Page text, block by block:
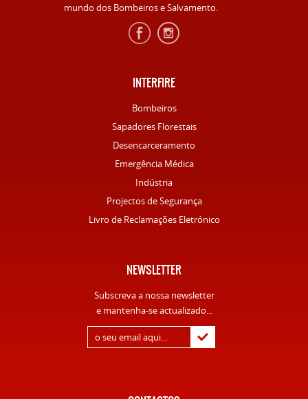
mundo dos Bombeiros e Salvamento.
INTERFIRE
Bombeiros
Sapadores Florestais
Desencarceramento
Emergência Médica
Indústria
Projectos de Segurança
Livro de Reclamações Eletrónico
NEWSLETTER
Subscreva a nossa newsletter
e mantenha-se actualizado...